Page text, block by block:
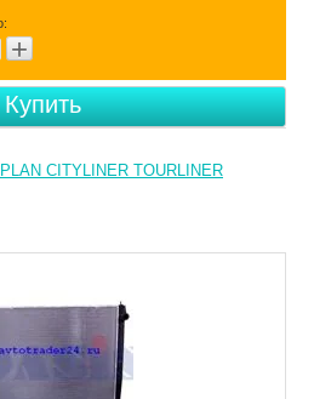
+
Купить
CITYLINER TOURLINER